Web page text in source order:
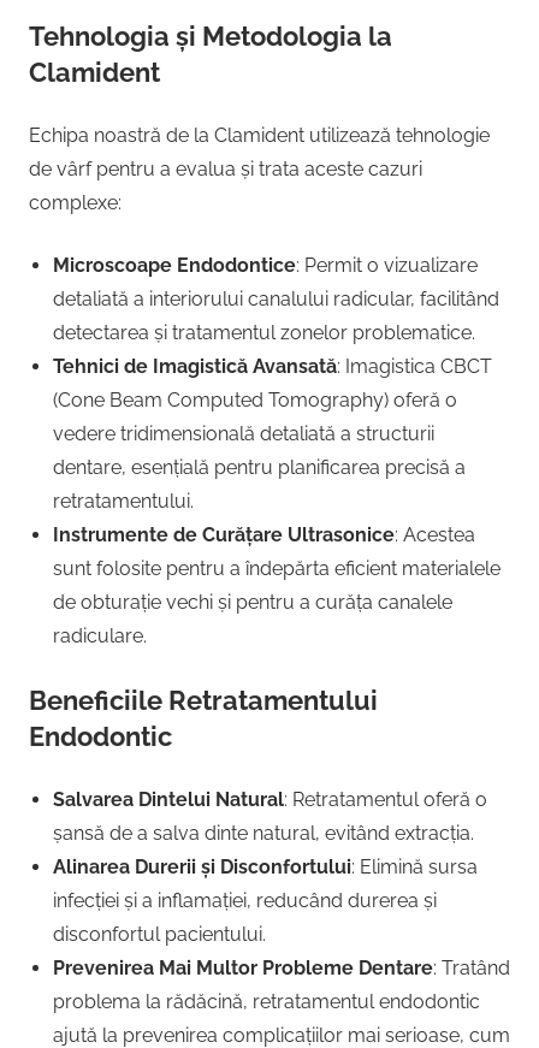
Tehnologia și Metodologia la
Clamident
Echipa noastră de la Clamident utilizează tehnologie
de vârf pentru a evalua și trata aceste cazuri
complexe:
Microscoape Endodontice: Permit o vizualizare
detaliată a interiorului canalului radicular, facilitând
detectarea și tratamentul zonelor problematice.
Tehnici de Imagistică Avansată: Imagistica CBCT
(Cone Beam Computed Tomography) oferă o
vedere tridimensională detaliată a structurii
dentare, esențială pentru planificarea precisă a
retratamentului.
Instrumente de Curățare Ultrasonice: Acestea
sunt folosite pentru a îndepărta eficient materialele
de obturație vechi și pentru a curăța canalele
radiculare.
Beneficiile Retratamentului
Endodontic
Salvarea Dintelui Natural: Retratamentul oferă o
șansă de a salva dinte natural, evitând extracția.
Alinarea Durerii și Disconfortului: Elimină sursa
infecției și a inflamației, reducând durerea și
disconfortul pacientului.
Prevenirea Mai Multor Probleme Dentare: Tratând
problema la rădăcină, retratamentul endodontic
ajută la prevenirea complicațiilor mai serioase, cum